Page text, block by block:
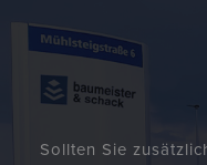
Sollten Sie